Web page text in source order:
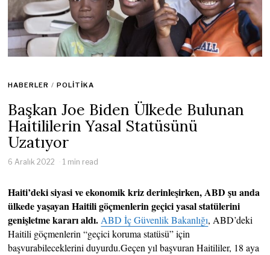
HABERLER / POLITIKA
Başkan Joe Biden Ülkede Bulunan
Haitililerin Yasal Statüsünü
Uzatıyor
6 Aralık 2022 1 min read
Haiti’deki siyasi ve ekonomik kriz derinleşirken, ABD şu anda
ülkede yaşayan Haitili göçmenlerin geçici yasal statülerini
genişletme kararı aldı. ABD İç Güvenlik Bakanlığı, ABD’deki
Haitili göçmenlerin “geçici koruma statüsü” için
başvurabileceklerini duyurdu.Geçen yıl başvuran Haitililer, 18 aya